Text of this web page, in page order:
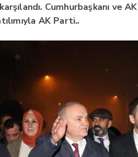
Cumhurbaşkanı ve
AK Parti..